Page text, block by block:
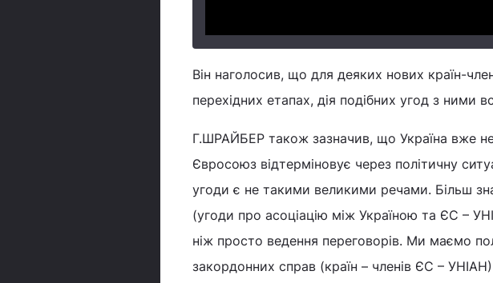
Він наголосив, що для деяких нових країн-
перехідних етапах, дія подібних угод з ними
Г.ШРАЙБЕР також зазначив, що Україна вже
Євросоюз відтерміновує через політичну
угоди є не такими великими речами. Більш
(угоди про асоціацію між Україною та ЄС –
ніж просто ведення переговорів. Ми маємо
закордонних справ (країн – членів ЄС –